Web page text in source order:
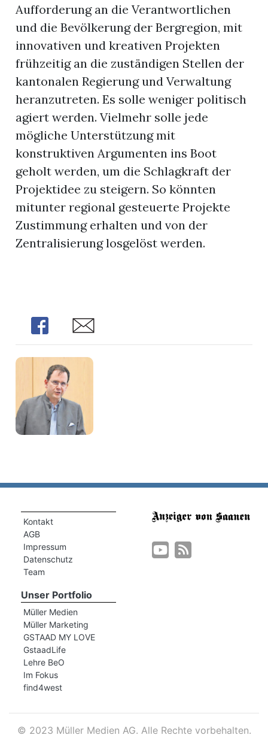
Aufforderung an die Verantwortlichen
und die Bevölkerung der Bergregion, mit
innovativen und kreativen Projekten
frühzeitig an die zuständigen Stellen der
kantonalen Regierung und Verwaltung
heranzutreten. Es solle weniger politisch
agiert werden. Vielmehr solle jede
mögliche Unterstützung mit
konstruktiven Argumenten ins Boot
geholt werden, um die Schlagkraft der
Projektidee zu steigern. So könnten
mitunter regional gesteuerte Projekte
Zustimmung erhalten und von der
Zentralisierung losgelöst werden.
Share Share
Kontakt
AGB
Impressum
Datenschutz
Team
Unser Portfolio
Müller Medien
Müller Marketing
GSTAAD MY LOVE
GstaadLife
Lehre BeO
Im Fokus
find4west
© 2023 Müller Medien AG. Alle Rechte vorbehalten.